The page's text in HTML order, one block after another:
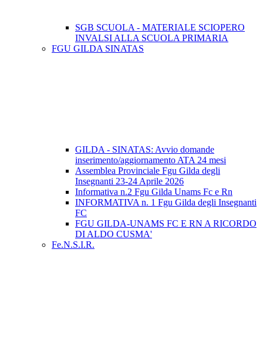
SGB SCUOLA - MATERIALE SCIOPERO
INVALSI ALLA SCUOLA PRIMARIA
FGU GILDA SINATAS
GILDA - SINATAS: Avvio domande
inserimento/aggiornamento ATA 24 mesi
Assemblea Provinciale Fgu Gilda degli
Insegnanti 23-24 Aprile 2026
Informativa n.2 Fgu Gilda Unams Fc e Rn
INFORMATIVA n. 1 Fgu Gilda degli Insegnanti
FC
FGU GILDA-UNAMS FC E RN A RICORDO
DI ALDO CUSMA'
Fe.N.S.I.R.